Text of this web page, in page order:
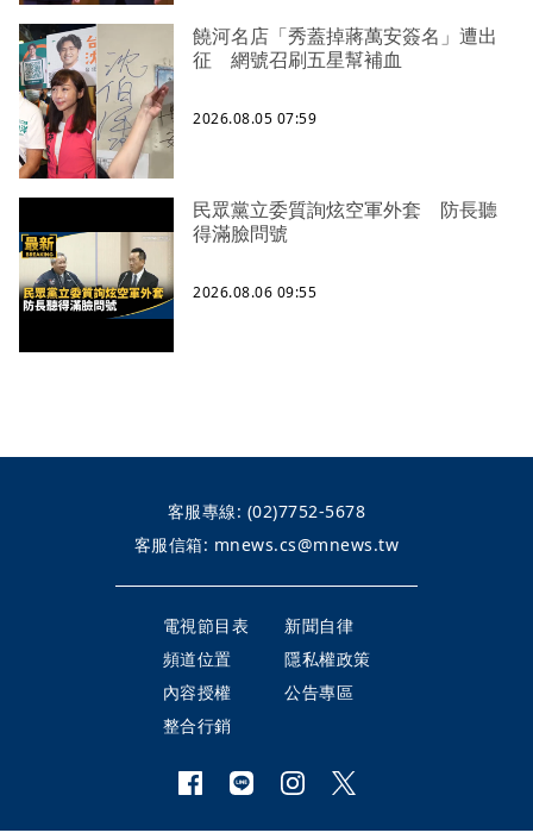
饒河名店「秀蓋掉蔣萬安簽名」遭出
征 網號召刷五星幫補血
2026.08.05 07:59
民眾黨立委質詢炫空軍外套 防長聽
得滿臉問號
2026.08.06 09:55
客服專線: (02)7752-5678
客服信箱: mnews.cs@mnews.tw
電視節目表
新聞自律
頻道位置
隱私權政策
內容授權
公告專區
整合行銷